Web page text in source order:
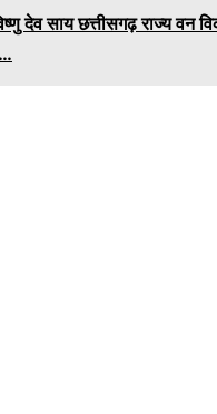
देव साय छत्तीसगढ़ राज्य वन